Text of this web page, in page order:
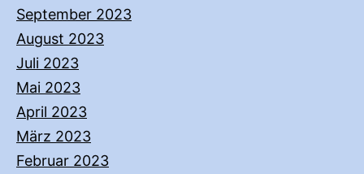
September 2023
August 2023
Juli 2023
Mai 2023
April 2023
März 2023
Februar 2023